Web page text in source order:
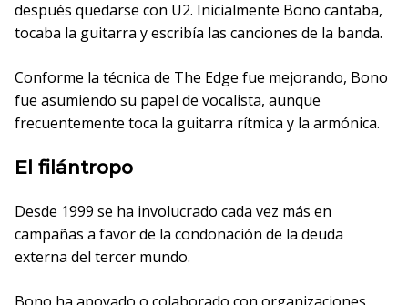
después quedarse con U2. Inicialmente Bono cantaba,
tocaba la guitarra y escribía las canciones de la banda.
Conforme la técnica de The Edge fue mejorando, Bono
fue asumiendo su papel de vocalista, aunque
frecuentemente toca la guitarra rítmica y la armónica.
El filántropo
Desde 1999 se ha involucrado cada vez más en
campañas a favor de la condonación de la deuda
externa del tercer mundo.